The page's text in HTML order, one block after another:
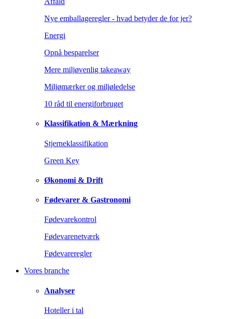
Nye emballageregler - hvad betyder de for jer?
Energi
Opnå besparelser
Mere miljøvenlig takeaway
Miljømærker og miljøledelse
10 råd til energiforbruget
Klassifikation & Mærkning
Stjerneklassifikation
Green Key
Økonomi & Drift
Fødevarer & Gastronomi
Fødevarekontrol
Fødevarenetværk
Fødevareregler
Vores branche
Analyser
Hoteller i tal